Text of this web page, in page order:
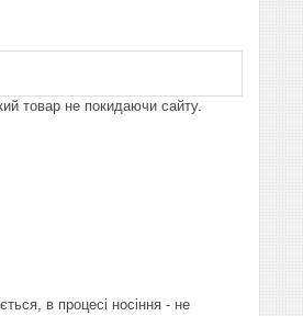
товар не покидаючи сайту.
в процесі носіння - не